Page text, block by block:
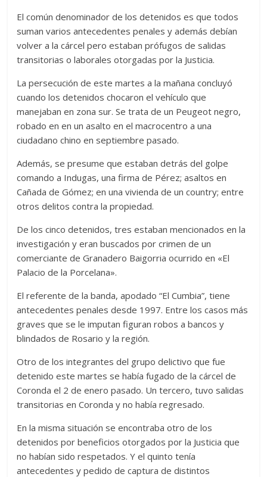
El común denominador de los detenidos es que todos
suman varios antecedentes penales y además debían
volver a la cárcel pero estaban prófugos de salidas
transitorias o laborales otorgadas por la Justicia.
La persecución de este martes a la mañana concluyó
cuando los detenidos chocaron el vehículo que
manejaban en zona sur. Se trata de un Peugeot negro,
robado en en un asalto en el macrocentro a una
ciudadano chino en septiembre pasado.
Además, se presume que estaban detrás del golpe
comando a Indugas, una firma de Pérez; asaltos en
Cañada de Gómez; en una vivienda de un country; entre
otros delitos contra la propiedad.
De los cinco detenidos, tres estaban mencionados en la
investigación y eran buscados por crimen de un
comerciante de Granadero Baigorria ocurrido en «El
Palacio de la Porcelana».
El referente de la banda, apodado “El Cumbia”, tiene
antecedentes penales desde 1997. Entre los casos más
graves que se le imputan figuran robos a bancos y
blindados de Rosario y la región.
Otro de los integrantes del grupo delictivo que fue
detenido este martes se había fugado de la cárcel de
Coronda el 2 de enero pasado. Un tercero, tuvo salidas
transitorias en Coronda y no había regresado.
En la misma situación se encontraba otro de los
detenidos por beneficios otorgados por la Justicia que
no habían sido respetados. Y el quinto tenía
antecedentes y pedido de captura de distintos